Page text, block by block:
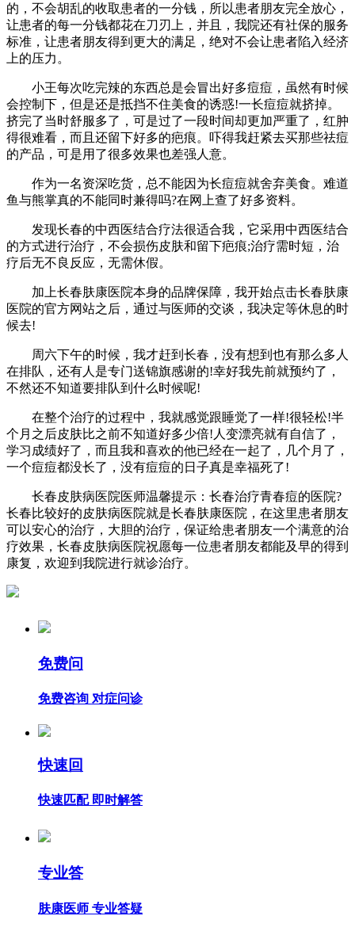
的，不会胡乱的收取患者的一分钱，所以患者朋友完全放心，
让患者的每一分钱都花在刀刃上，并且，我院还有社保的服务
标准，让患者朋友得到更大的满足，绝对不会让患者陷入经济
上的压力。
小王每次吃完辣的东西总是会冒出好多痘痘，虽然有时候
会控制下，但是还是抵挡不住美食的诱惑!一长痘痘就挤掉。
挤完了当时舒服多了，可是过了一段时间却更加严重了，红肿
得很难看，而且还留下好多的疤痕。吓得我赶紧去买那些祛痘
的产品，可是用了很多效果也差强人意。
作为一名资深吃货，总不能因为长痘痘就舍弃美食。难道
鱼与熊掌真的不能同时兼得吗?在网上查了好多资料。
发现长春的中西医结合疗法很适合我，它采用中西医结合
的方式进行治疗，不会损伤皮肤和留下疤痕;治疗需时短，治
疗后无不良反应，无需休假。
加上长春肤康医院本身的品牌保障，我开始点击长春肤康
医院的官方网站之后，通过与医师的交谈，我决定等休息的时
候去!
周六下午的时候，我才赶到长春，没有想到也有那么多人
在排队，还有人是专门送锦旗感谢的!幸好我先前就预约了，
不然还不知道要排队到什么时候呢!
在整个治疗的过程中，我就感觉跟睡觉了一样!很轻松!半
个月之后皮肤比之前不知道好多少倍!人变漂亮就有自信了，
学习成绩好了，而且我和喜欢的他已经在一起了，几个月了，
一个痘痘都没长了，没有痘痘的日子真是幸福死了!
长春皮肤病医院医师温馨提示：长春治疗青春痘的医院?
长春比较好的皮肤病医院就是长春肤康医院，在这里患者朋友
可以安心的治疗，大胆的治疗，保证给患者朋友一个满意的治
疗效果，长春皮肤病医院祝愿每一位患者朋友都能及早的得到
康复，欢迎到我院进行就诊治疗。
免费问
免费咨询 对症问诊
快速回
快速匹配 即时解答
专业答
肤康医师 专业答疑